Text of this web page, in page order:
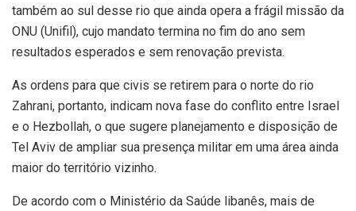
também ao sul desse rio que ainda opera a frágil missão da
ONU (Unifil), cujo mandato termina no fim do ano sem
resultados esperados e sem renovação prevista.
As ordens para que civis se retirem para o norte do rio
Zahrani, portanto, indicam nova fase do conflito entre Israel
e o Hezbollah, o que sugere planejamento e disposição de
Tel Aviv de ampliar sua presença militar em uma área ainda
maior do território vizinho.
De acordo com o Ministério da Saúde libanês, mais de